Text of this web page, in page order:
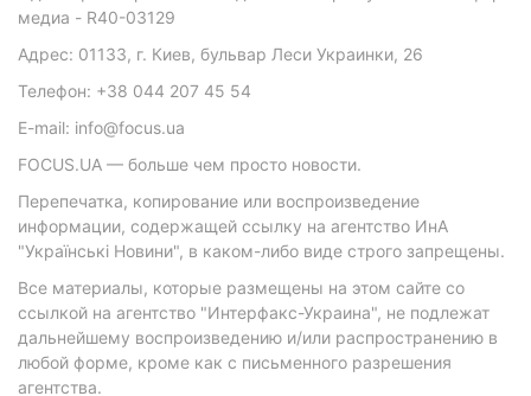
медиа - R40-03129
Адрес: 01133, г. Киев, бульвар Леси Украинки, 26
Телефон: +38 044 207 45 54
E-mail: info@focus.ua
FOCUS.UA — больше чем просто новости.
Перепечатка, копирование или воспроизведение
информации, содержащей ссылку на агентство ИнА
"Українські Новини", в каком-либо виде строго запрещены.
Все материалы, которые размещены на этом сайте со
ссылкой на агентство "Интерфакс-Украина", не подлежат
дальнейшему воспроизведению и/или распространению в
любой форме, кроме как с письменного разрешения
агентства.